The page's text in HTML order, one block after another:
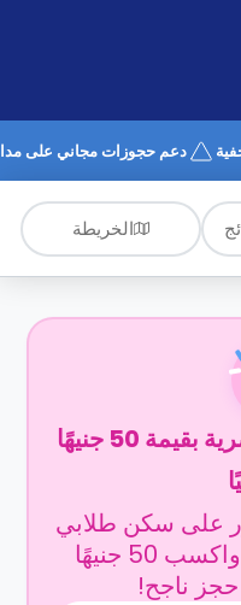
دعم حجوزات مجاني على مدار
الخريطة
قسيمة استرداد نقدي حصرية بقيمة 50 جنيهًا
على سكن طلابي
يحبونه حقًا! قم بالإحالة واكسب 50 جنيهًا
حجز ناجح!